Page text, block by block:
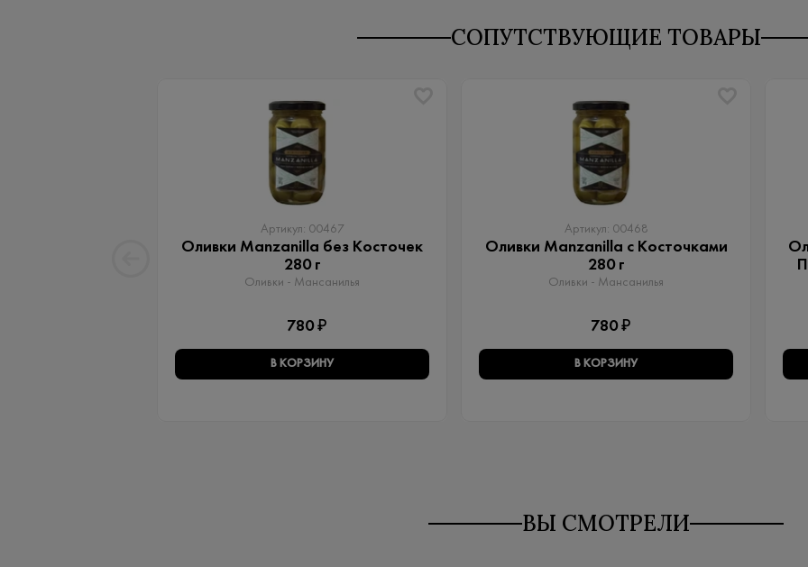
СОПУТСТВУЮЩИЕ ТОВАРЫ
Артикул: 00467
Оливки Manzanilla без Косточек
280 г
Оливки - Мансанилья
780 ₽
В КОРЗИНУ
Артикул: 00468
Оливки Manzanilla с Косточками
280 г
Оливки - Мансанилья
780 ₽
В КОРЗИНУ
ВЫ СМОТРЕЛИ